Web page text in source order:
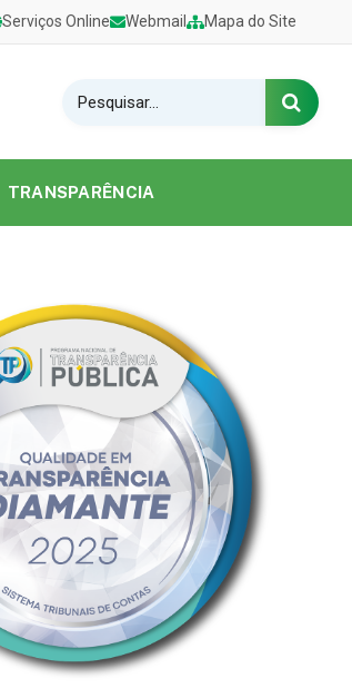
Serviços Online Webmail Mapa do Site
TRANSPARÊNCIA